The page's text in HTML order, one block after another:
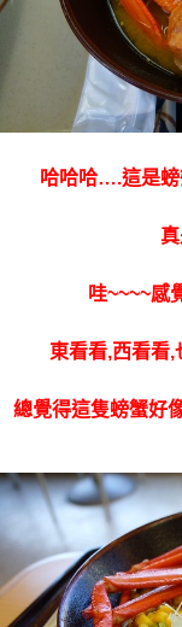
哈哈哈….這是
哇~~~~感
東看看,西看看
總覺得這隻螃蟹好